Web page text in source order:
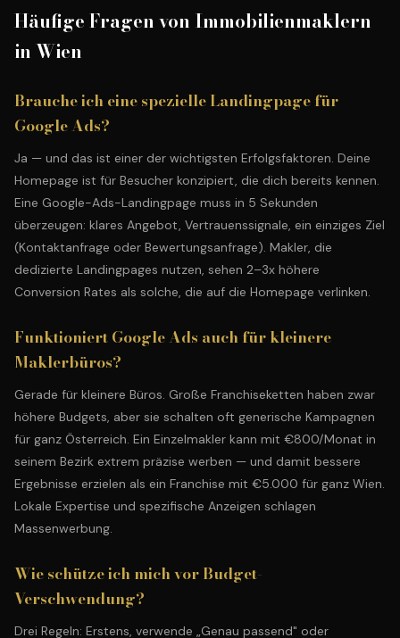
Häufige Fragen von Immobilienmaklern
in Wien
Brauche ich eine spezielle Landingpage für
Google Ads?
Ja — und das ist einer der wichtigsten Erfolgsfaktoren. Deine
Homepage ist für Besucher konzipiert, die dich bereits kennen.
Eine Google-Ads-Landingpage muss in 5 Sekunden
überzeugen: klares Angebot, Vertrauenssignale, ein einziges Ziel
(Kontaktanfrage oder Bewertungsanfrage). Makler, die
dedizierte Landingpages nutzen, sehen 2–3x höhere
Conversion Rates als solche, die auf die Homepage verlinken.
Funktioniert Google Ads auch für kleinere
Maklerbüros?
Gerade für kleinere Büros. Große Franchiseketten haben zwar
höhere Budgets, aber sie schalten oft generische Kampagnen
für ganz Österreich. Ein Einzelmakler kann mit €800/Monat in
seinem Bezirk extrem präzise werben — und damit bessere
Ergebnisse erzielen als ein Franchise mit €5.000 für ganz Wien.
Lokale Expertise und spezifische Anzeigen schlagen
Massenwerbung.
Wie schütze ich mich vor Budget-
Verschwendung?
Drei Regeln: Erstens, verwende „Genau passend" oder